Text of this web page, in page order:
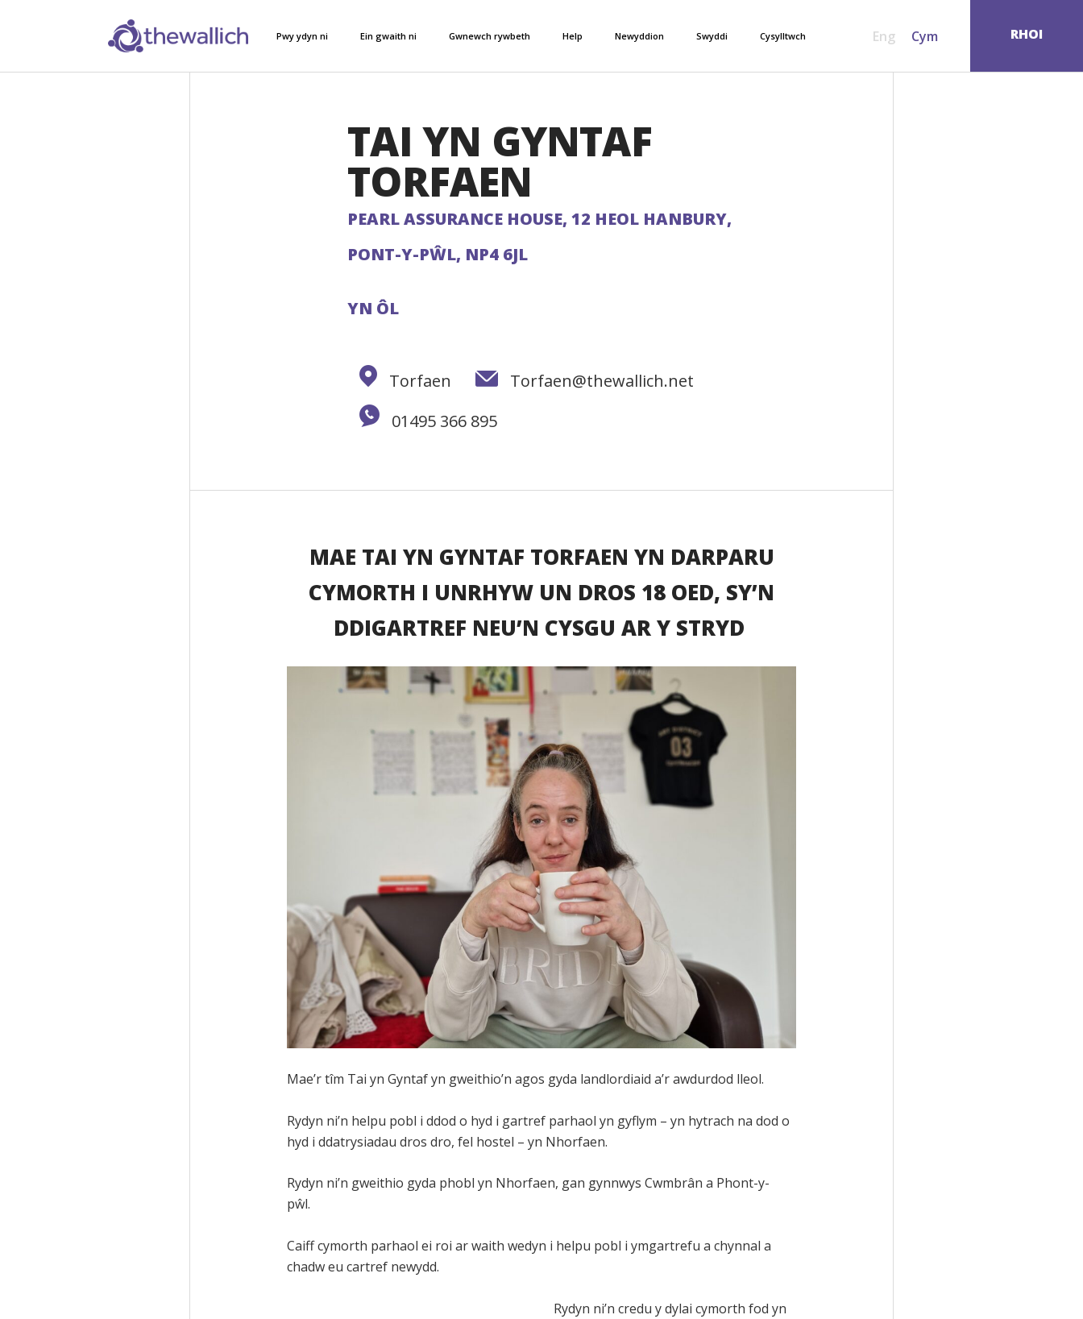
Pwy ydyn ni Ein gwaith ni Gwnewch rywbeth Help Newyddion Swyddi Cysylltwch Eng Cym RHOI
TAI YN GYNTAF
TORFAEN
PEARL ASSURANCE HOUSE, 12 HEOL HANBURY,
PONT-Y-PŴL, NP4 6JL
YN ÔL
Torfaen
Torfaen@thewallich.net
01495 366 895
MAE TAI YN GYNTAF TORFAEN YN DARPARU
CYMORTH I UNRHYW UN DROS 18 OED, SY’N
DDIGARTREF NEU’N CYSGU AR Y STRYD
Mae’r tîm Tai yn Gyntaf yn gweithio’n agos gyda landlordiaid a’r awdurdod lleol.
Rydyn ni’n helpu pobl i ddod o hyd i gartref parhaol yn gyflym – yn hytrach na dod o
hyd i ddatrysiadau dros dro, fel hostel – yn Nhorfaen.
Rydyn ni’n gweithio gyda phobl yn Nhorfaen, gan gynnwys Cwmbrân a Phont-y-
pŵl.
Caiff cymorth parhaol ei roi ar waith wedyn i helpu pobl i ymgartrefu a chynnal a
chadw eu cartref newydd.
Rydyn ni’n credu y dylai cymorth fod yn